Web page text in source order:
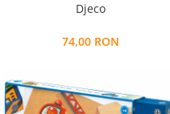
Djeco
74,00 RON